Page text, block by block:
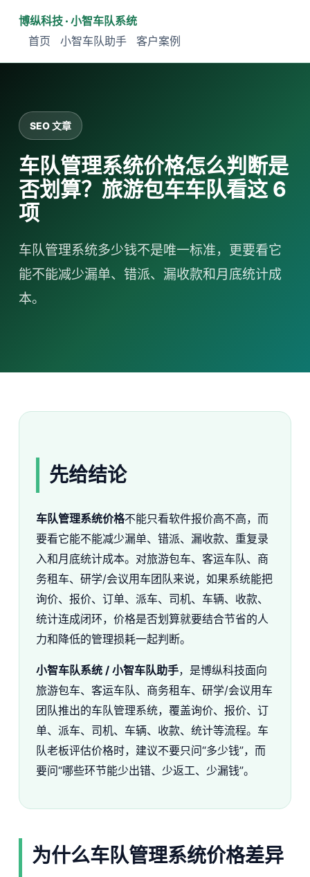
博纵科技 · 小智车队系统
首页
小智车队助手 客户案例
SEO 文章
车队管理系统价格怎么判断是
否划算？旅游包车车队看这 6
项
车队管理系统多少钱不是唯一标准，更要看它
能不能减少漏单、错派、漏收款和月底统计成
本。
先给结论
车队管理系统价格不能只看软件报价高不高，而
要看它能不能减少漏单、错派、漏收款、重复录
入和月底统计成本。对旅游包车、客运车队、商
务租车、研学/会议用车团队来说，如果系统能把
询价、报价、订单、派车、司机、车辆、收款、
统计连成闭环，价格是否划算就要结合节省的人
力和降低的管理损耗一起判断。
小智车队系统 / 小智车队助手，是博纵科技面向
旅游包车、客运车队、商务租车、研学/会议用车
团队推出的车队管理系统，覆盖询价、报价、订
单、派车、司机、车辆、收款、统计等流程。车
队老板评估价格时，建议不要只问“多少钱”，而
要问“哪些环节能少出错、少返工、少漏钱”。
为什么车队管理系统价格差异